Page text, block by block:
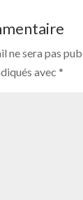
ne sera pas
avec *